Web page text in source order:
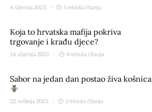
4. siječnja 2023. 5 minuta čitanja
Koja to hrvatska mafija pokriva
trgovanje i krađu djece?
14. siječnja 2023. 4 minuta čitanja
Sabor na jedan dan postao živa košnica
22. svibnja 2023. 2 minuta čitanja